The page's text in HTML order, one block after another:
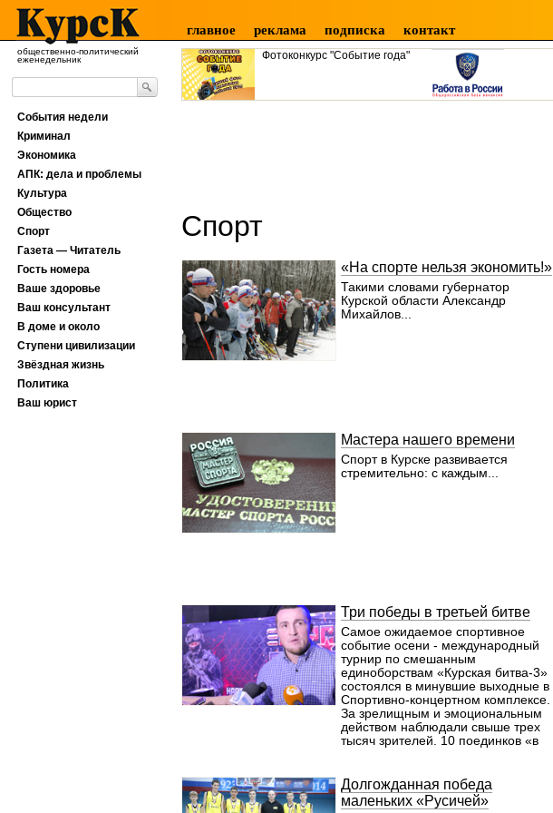
общественно-политический
еженедельник
главное реклама подписка контакт
Фотоконкурс "Событие года"
Спорт
«На спорте нельзя экономить!»
Такими словами губернатор
Курской области Александр
Михайлов...
Мастера нашего времени
Спорт в Курске развивается
стремительно: с каждым...
Три победы в третьей битве
Самое ожидаемое спортивное
событие осени - международный
турнир по смешанным
единоборствам «Курская битва-3»
состоялся в минувшие выходные в
Спортивно-концертном комплексе.
За зрелищным и эмоциональным
действом наблюдали свыше трех
тысяч зрителей. 10 поединков «в
Украины, Чехии, Германии,
Бразилии, но и действующие
сотрудники силовых
Долгожданная победа
маленьких «Русичей»
События недели
Криминал
Экономика
АПК: дела и проблемы
Культура
Общество
Спорт
Газета — Читатель
Гость номера
Ваше здоровье
Ваш консультант
В доме и около
Ступени цивилизации
Звёздная жизнь
Политика
Ваш юрист